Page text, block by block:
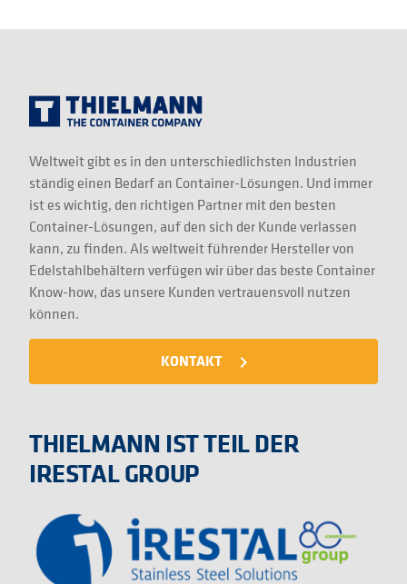
Weltweit gibt es in den unterschiedlichsten Industrien
ständig einen Bedarf an Container-Lösungen. Und immer
ist es wichtig, den richtigen Partner mit den besten
Container-Lösungen, auf den sich der Kunde verlassen
kann, zu finden. Als weltweit führender Hersteller von
Edelstahlbehältern verfügen wir über das beste Container
Know-how, das unsere Kunden vertrauensvoll nutzen
können.
KONTAKT navigate_next
THIELMANN IST TEIL DER
IRESTAL GROUP